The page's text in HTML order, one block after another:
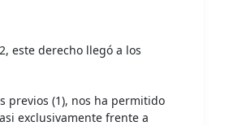
este derecho llegó a los
previos (1), nos ha permitido
exclusivamente frente a